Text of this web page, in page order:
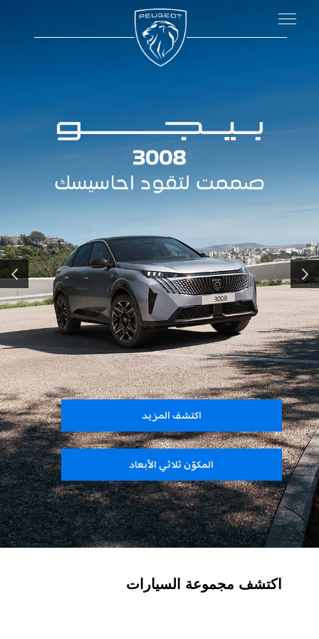
السابق
اكتشف المزيد
المكوّن ثلاثي الأبعاد
التالي
اكتشف مجموعة السيارات